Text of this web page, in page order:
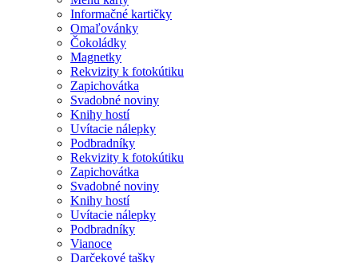
Informačné kartičky
Omaľovánky
Čokoládky
Magnetky
Rekvizity k fotokútiku
Zapichovátka
Svadobné noviny
Knihy hostí
Uvítacie nálepky
Podbradníky
Rekvizity k fotokútiku
Zapichovátka
Svadobné noviny
Knihy hostí
Uvítacie nálepky
Podbradníky
Vianoce
Darčekové tašky